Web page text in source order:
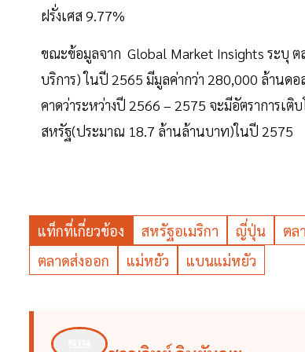
ฝรั่งเศส 9.77%
ขณะข้อมูลจาก Global Market Insights ระบุ ต
บริการ) ในปี 2565 มีมูลค่ากว่า 280,000 ล้าน
คาดว่าระหว่างปี 2566 – 2575 จะมีอัตราการเ
สหรัฐ(ประมาณ 18.7 ล้านล้านบาท)ในปี 2575
แท็กที่เกี่ยวข้อง สหรัฐอเมริกา ญี่ปุ่น ตล
ตลาดส่งออก
แม่หยัว แบนแม่หยัว